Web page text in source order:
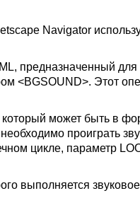
Navigator
предназначенный
<BGSOUND>. Этот
может быть в
проиграть
цикле, параметр
выполняется